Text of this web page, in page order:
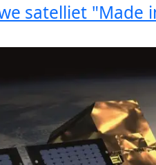
satelliet "Made